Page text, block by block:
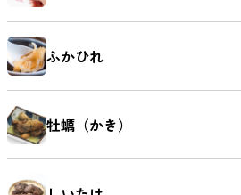
ふかひれ
牡蠣（かき）